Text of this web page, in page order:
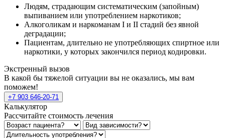
Людям, страдающим систематическим (запойным)
выпиванием или употреблением наркотиков;
Алкоголикам и наркоманам I и II стадий без явной
деградации;
Пациентам, длительно не употребляющих спиртное или
наркотики, у которых закончился период кодировки.
Экстренный вызов
В какой бы тяжелой ситуации вы не оказались, мы вам
поможем!
+7 903 646-20-71
Калькулятор
Рассчитайте стоимость лечения